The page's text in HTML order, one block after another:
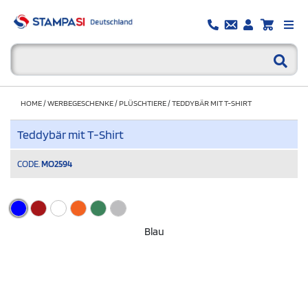
HOME/WERBEGESCHENKE/PLÜSCHTIERE/TEDDYBÄR MIT T-SHIRT
Teddybär mit T-Shirt
CODE. MO2594
Blau